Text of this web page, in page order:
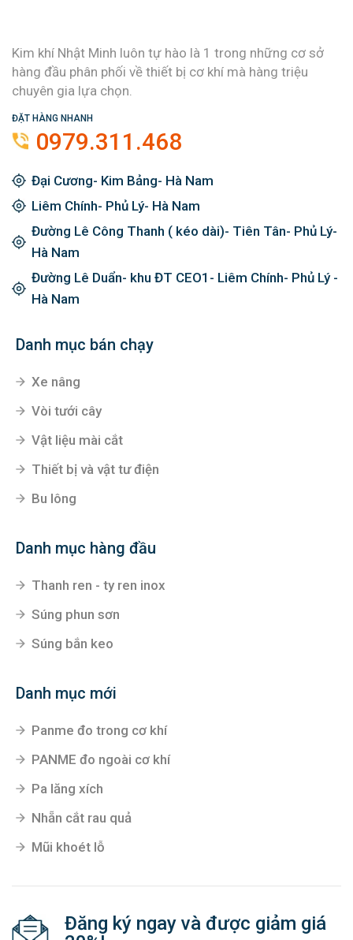
Kim khí Nhật Minh luôn tự hào là 1 trong những cơ sở
hàng đầu phân phối về thiết bị cơ khí mà hàng triệu
chuyên gia lựa chọn.
ĐẶT HÀNG NHANH
0979.311.468
Đại Cương- Kim Bảng- Hà Nam
Liêm Chính- Phủ Lý- Hà Nam
Đường Lê Công Thanh ( kéo dài)- Tiên Tân- Phủ Lý-
Hà Nam
Đường Lê Duẩn- khu ĐT CEO1- Liêm Chính- Phủ Lý -
Hà Nam
Danh mục bán chạy
Xe nâng
Vòi tưới cây
Vật liệu mài cắt
Thiết bị và vật tư điện
Bu lông
Danh mục hàng đầu
Thanh ren - ty ren inox
Súng phun sơn
Súng bắn keo
Danh mục mới
Panme đo trong cơ khí
PANME đo ngoài cơ khí
Pa lăng xích
Nhẵn cắt rau quả
Mũi khoét lỗ
Đăng ký ngay và được giảm giá